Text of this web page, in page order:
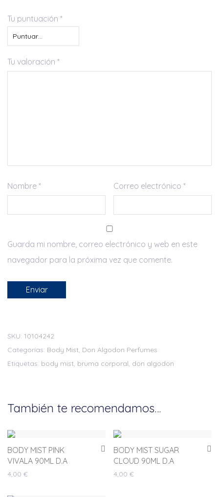
Tu puntuación *
Tu valoración *
Nombre * Correo electrónico*
Guarda mi nombre, correo electrónico y web en este
navegador para la próxima vez que comente.
SKU: 10104242
Categorías: Body Mist, Don Algodon Perfumes
Etiquetas: body mist, bruma corporal, don algodon
También te recomendamos…
BODY MIST PINK
VIVALA 90ML D.A
4,00 €
BODY MIST SUGAR
CLOUD 90ML D.A
4,00 €